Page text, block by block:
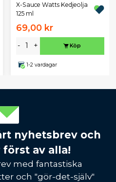
X-Sauce Watts Kedjeolja
125 ml
69,00 kr
- + Köp
1-2 vardagar
nyhetsbrev och
av alla!
med fantastiska
och "gör-det-själv"